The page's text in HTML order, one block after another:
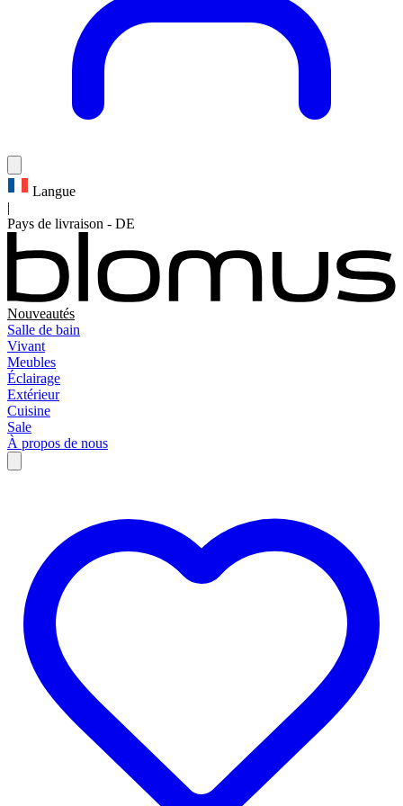
Langue
|
Pays de livraison - DE
Nouveautés
Salle de bain
Vivant
Meubles
Éclairage
Extérieur
Cuisine
Sale
À propos de nous